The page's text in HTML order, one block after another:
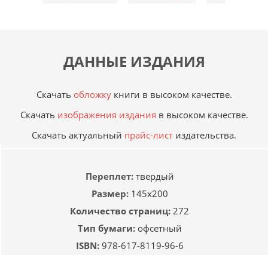
ДАННЫЕ ИЗДАНИЯ
Скачать обложкукниги в высоком качестве.
Скачать изображения издания в высоком качестве.
Скачать актуальный прайс-лист издательства.
Переплет:твердый
Размер:145х200
Количество страниц: 272
Тип бумаги:офсетный
ISBN:978-617-8119-96-6